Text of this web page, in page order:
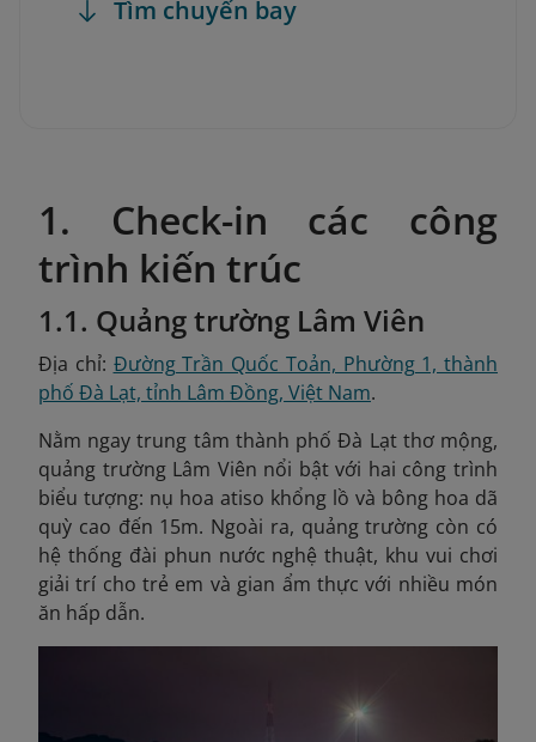
Tìm chuyến bay
1. Check-in các công
trình kiến trúc
1.1. Quảng trường Lâm Viên
Địa chỉ: Đường Trần Quốc Toản, Phường 1, thành
phố Đà Lạt, tỉnh Lâm Đồng, Việt Nam.
Nằm ngay trung tâm thành phố Đà Lạt thơ mộng,
quảng trường Lâm Viên nổi bật với hai công trình
biểu tượng: nụ hoa atiso khổng lồ và bông hoa dã
quỳ cao đến 15m. Ngoài ra, quảng trường còn có
hệ thống đài phun nước nghệ thuật, khu vui chơi
giải trí cho trẻ em và gian ẩm thực với nhiều món
ăn hấp dẫn.